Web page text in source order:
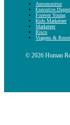
Automonitor
Executive Digest
Forever Young
Kids Marketeer
Marketeer
Risco
Viagens &
© 2026 Human